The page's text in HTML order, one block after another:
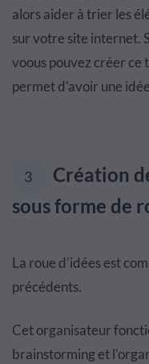
alors aider à trier les
sur votre site internet.
voous pouvez créer ce
permet d'avoir une
3
Création
sous forme de
La roue d’idées est
précédents.
Cet organisateur
brainstorming et